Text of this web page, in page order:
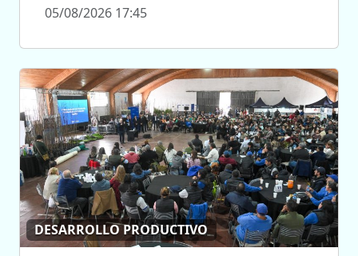
05/08/2026 17:45
DESARROLLO PRODUCTIVO